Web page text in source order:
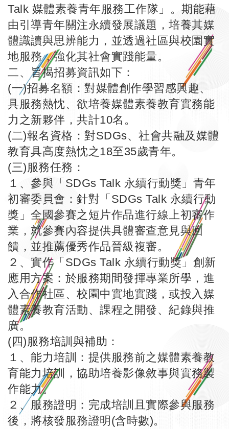
Talk 媒體素養青年服務工作隊」。期能藉
由引導青年關注永續發展議題，培養其媒
體識讀與思辨能力，並透過社區與校園實
地服務，強化其社會實踐能量。
二、旨揭招募資訊如下：
(一)招募名額：對媒體創作學習感興趣、
具服務熱忱、欲培養媒體素養教育實務能
力之新夥伴，共計10名。
(二)報名資格：對SDGs、社會共融及媒體
教育具高度熱忱之18至35歲青年。
(三)服務任務：
１、參與「SDGs Talk 永續行動獎」青年
初審委員會：針對「SDGs Talk 永續行動
獎」全國參賽之短片作品進行線上初審作
業，就參賽內容提供具體審查意見與回
饋，並推薦優秀作品晉級複審。
２、實作「SDGs Talk 永續行動獎」創新
應用方案：於服務期間發揮專業所學，進
入合作社區、校園中實地實踐，或投入媒
體素養教育活動、課程之開發、紀錄與推
廣。
(四)服務培訓與補助：
１、能力培訓：提供服務前之媒體素養教
育能力培訓，協助培養影像敘事與實務製
作能力。
２、服務證明：完成培訓且實際參與服務
後，將核發服務證明(含時數)。